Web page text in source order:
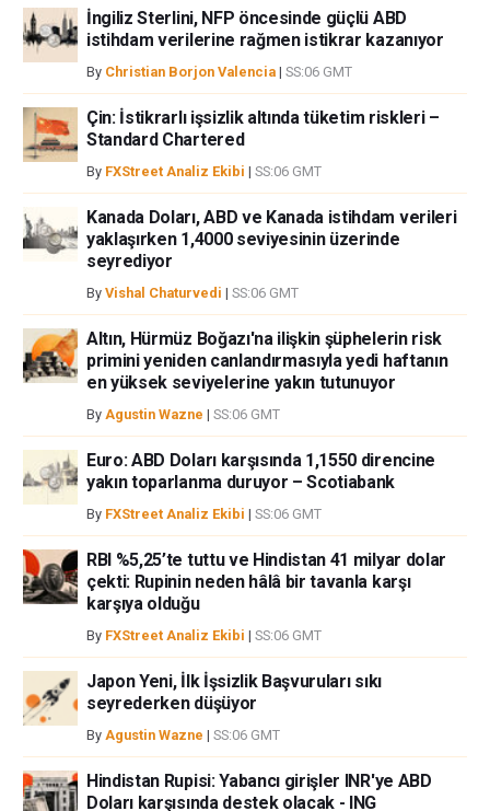
çıkabilecek herhangi bir kar kaybı herhangi bir sınırlama olmaksızın
herhangi bir kayıp ya da hasar için sorumluluk kabul etmemektedir.
İngiliz Sterlini, NFP öncesinde güçlü ABD
istihdam verilerine rağmen istikrar kazanıyor
By Christian Borjon Valencia | SS:06 GMT
Çin: İstikrarlı işsizlik altında tüketim riskleri –
Standard Chartered
By FXStreet Analiz Ekibi | SS:06 GMT
Kanada Doları, ABD ve Kanada istihdam verileri
yaklaşırken 1,4000 seviyesinin üzerinde
seyrediyor
By Vishal Chaturvedi | SS:06 GMT
Altın, Hürmüz Boğazı'na ilişkin şüphelerin risk
primini yeniden canlandırmasıyla yedi haftanın
en yüksek seviyelerine yakın tutunuyor
By Agustin Wazne | SS:06 GMT
Euro: ABD Doları karşısında 1,1550 direncine
yakın toparlanma duruyor – Scotiabank
By FXStreet Analiz Ekibi | SS:06 GMT
RBI %5,25’te tuttu ve Hindistan 41 milyar dolar
çekti: Rupinin neden hâlâ bir tavanla karşı
karşıya olduğu
By FXStreet Analiz Ekibi | SS:06 GMT
Japon Yeni, İlk İşsizlik Başvuruları sıkı
seyrederken düşüyor
By Agustin Wazne | SS:06 GMT
Hindistan Rupisi: Yabancı girişler INR'ye ABD
Doları karşısında destek olacak - ING